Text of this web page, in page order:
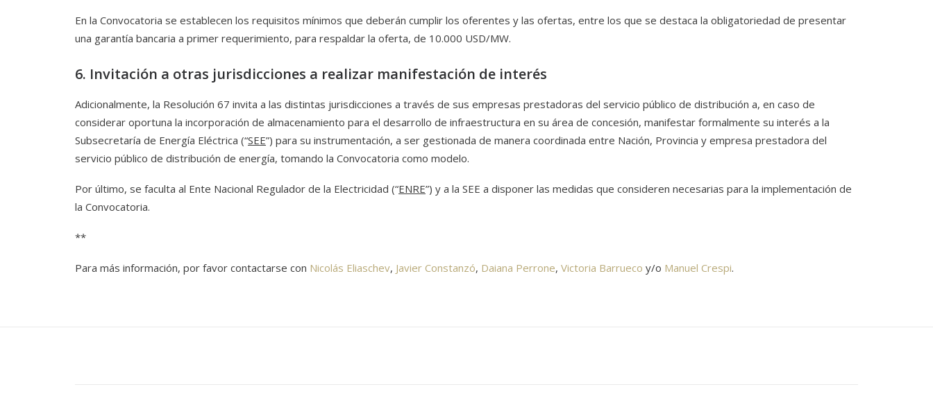
En la Convocatoria se establecen los requisitos mínimos que deberán cumplir los oferentes y las ofertas, entre los que se destaca la obligatoriedad de presentar
una garantía bancaria a primer requerimiento, para respaldar la oferta, de 10.000 USD/MW.
6. Invitación a otras jurisdicciones a realizar manifestación de interés
Adicionalmente, la Resolución 67 invita a las distintas jurisdicciones a través de sus empresas prestadoras del servicio público de distribución a, en caso de
considerar oportuna la incorporación de almacenamiento para el desarrollo de infraestructura en su área de concesión, manifestar formalmente su interés a la
Subsecretaría de Energía Eléctrica (“SEE”) para su instrumentación, a ser gestionada de manera coordinada entre Nación, Provincia y empresa prestadora del
servicio público de distribución de energía, tomando la Convocatoria como modelo.
Por último, se faculta al Ente Nacional Regulador de la Electricidad (“ENRE”) y a la SEE a disponer las medidas que consideren necesarias para la implementación de
la Convocatoria.
**
Para más información, por favor contactarse con Nicolás Eliaschev, Javier Constanzó, Daiana Perrone, Victoria Barrueco y/o Manuel Crespi.